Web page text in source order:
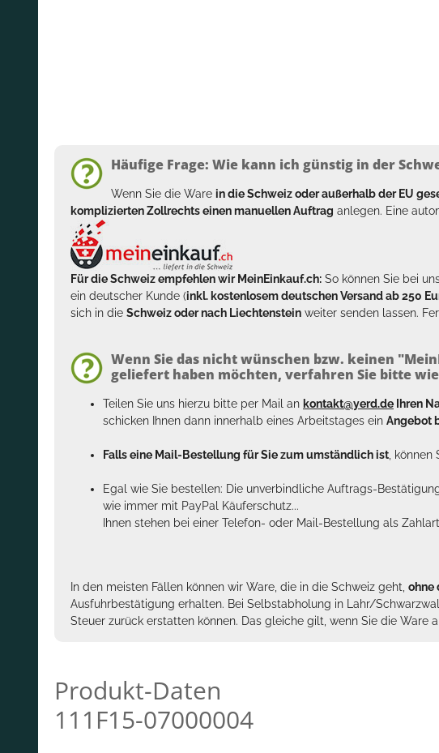
Häufige Frage: Wie kann ich günstig in der
Wenn Sie die Ware in die Schweiz oder außerhalb der EU
komplizierten Zollrechts einen manuellen Auftrag anlegen. Eine
Für die Schweiz empfehlen wir MeinEinkauf.ch: So können Sie bei
ein deutscher Kunde (inkl. kostenlosem deutschen Versand ab 250
sich in die Schweiz oder nach Liechtenstein weiter senden lassen.
Wenn Sie das nicht wünschen bzw. keinen
geliefert haben möchten, verfahren Sie bitte
Teilen Sie uns hierzu bitte per Mail an kontakt@yerd.de Ihren
schicken Ihnen dann innerhalb eines Arbeitstages ein Angebot
Falls eine Mail-Bestellung für Sie zum umständlich ist ,
Egal wie Sie bestellen: Die unverbindliche Auftrags-
wie immer mit PayPal Käuferschutz...
Ihnen stehen bei einer Telefon- oder Mail-Bestellung als
In den meisten Fällen können wir Ware, die in die Schweiz geht, ohne
Ausfuhrbestätigung erhalten. Bei Selbstabholung in Lahr/
Steuer zurück erstatten können. Das gleiche gilt, wenn Sie die Ware
Produkt-Daten
111F15-07000004